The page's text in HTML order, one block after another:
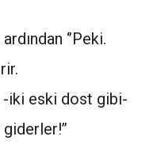
‘’Peki.
iki eski dost gibi-